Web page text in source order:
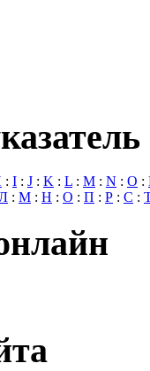
: I : J : K : L : M : N : O :
: М : Н : О : П : Р : С :